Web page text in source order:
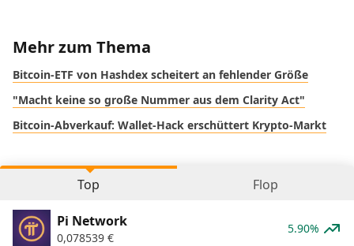
Mehr zum Thema
Bitcoin-ETF von Hashdex scheitert an fehlender Größe
"Macht keine so große Nummer aus dem Clarity Act"
Bitcoin-Abverkauf: Wallet-Hack erschüttert Krypto-Markt
Top Flop
Pi Network
0,078539 €
5.90%